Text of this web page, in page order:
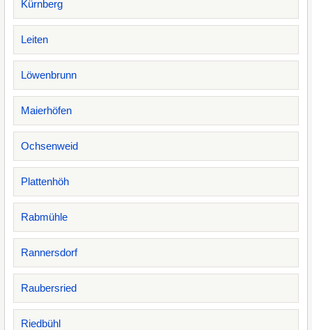
Kürnberg
Leiten
Löwenbrunn
Maierhöfen
Ochsenweid
Plattenhöh
Rabmühle
Rannersdorf
Raubersried
Riedbühl